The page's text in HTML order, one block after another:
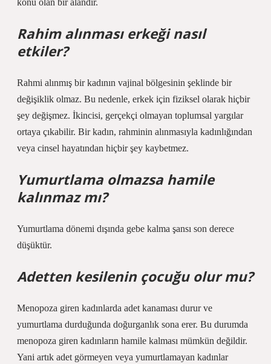
konu olan bir alandır.
Rahim alınması erkeği nasıl
etkiler?
Rahmi alınmış bir kadının vajinal bölgesinin şeklinde bir
değişiklik olmaz. Bu nedenle, erkek için fiziksel olarak hiçbir
şey değişmez. İkincisi, gerçekçi olmayan toplumsal yargılar
ortaya çıkabilir. Bir kadın, rahminin alınmasıyla kadınlığından
veya cinsel hayatından hiçbir şey kaybetmez.
Yumurtlama olmazsa hamile
kalınmaz mı?
Yumurtlama dönemi dışında gebe kalma şansı son derece
düşüktür.
Adetten kesilenin çocuğu olur mu?
Menopoza giren kadınlarda adet kanaması durur ve
yumurtlama durduğunda doğurganlık sona erer. Bu durumda
menopoza giren kadınların hamile kalması mümkün değildir.
Yani artık adet görmeyen veya yumurtlamayan kadınlar